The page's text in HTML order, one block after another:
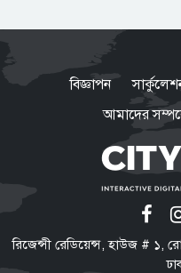
বিজ্ঞাপন
আমাদের
রিজেন্সী রেডিয়েন্স, হাউজ # ১,